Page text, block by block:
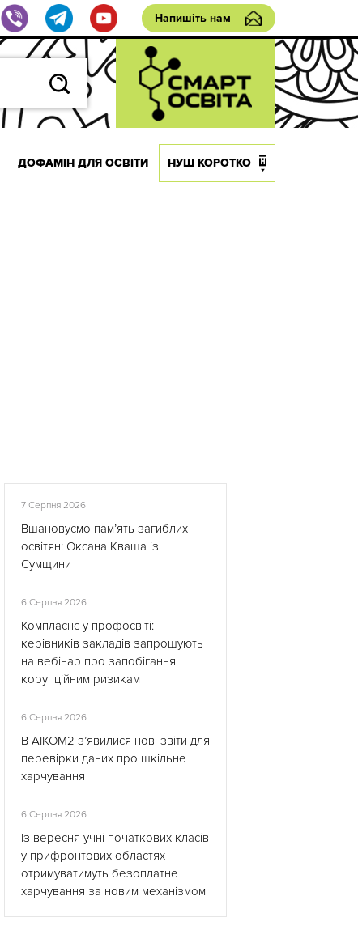
Напишіть нам
ДОФАМІН ДЛЯ ОСВІТИ НУШ КОРОТКО
7 Серпня 2026
Вшановуємо пам’ять загиблих
освітян: Оксана Кваша із
Сумщини
6 Серпня 2026
Комплаєнс у профосвіті:
керівників закладів запрошують
на вебінар про запобігання
корупційним ризикам
6 Серпня 2026
В АІКОМ2 з’явилися нові звіти для
перевірки даних про шкільне
харчування
6 Серпня 2026
Із вересня учні початкових класів
у прифронтових областях
отримуватимуть безоплатне
харчування за новим механізмом